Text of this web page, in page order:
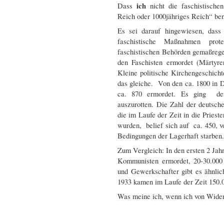
Dass ichnicht die
Reich oder 1000jähriges Reich“
Es sei darauf hingewiesen,
faschistische Maßnahmen
faschistischen Behörden
den Faschisten ermordet
Kleine politische
das gleiche. Von den ca. 1800 in
ca. 870 ermordet. Es ging
auszurotten. Die Zahl der
die im Laufe der Zeit in die
wurden, belief sich auf ca. 450,
Bedingungen der Lagerhaft
Zum Vergleich: In den ersten 2
Kommunisten ermordet, 20-
und Gewerkschafter gibt es
1933 kamen im Laufe der Zeit
Was meine ich, wenn ich von